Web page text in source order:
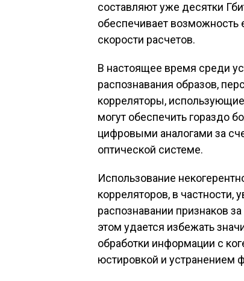
составляют уже десятки
обеспечивает
скорости расчетов.
В настоящее время среди
распознавания образов,
корреляторы,
могут обеспечить гораздо
цифровыми аналогами за
оптической системе.
Использование
корреляторов, в частности,
распознавании признаков
этом удается избежать
обработки информации с
юстировкой и устранением